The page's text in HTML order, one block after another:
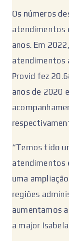
Os números
atendimentos
anos. Em
atendimentos
Provid fez
anos de 2020
“Temos tido
atendimentos
uma
regiões
aumentamos
a major